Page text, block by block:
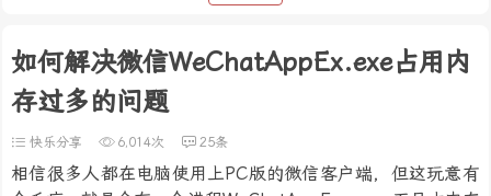
如何解决微信WeChatAppEx.exe占用内
存过多的问题
快乐分享 6,014次 25条
相信很多人都在电脑使用上PC版的微信客户端，但这玩意有